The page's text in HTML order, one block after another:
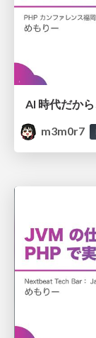
AI 時代だか
m3m0r7